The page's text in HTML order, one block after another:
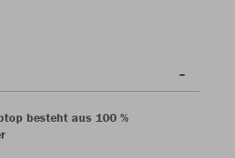
besteht aus 100 %